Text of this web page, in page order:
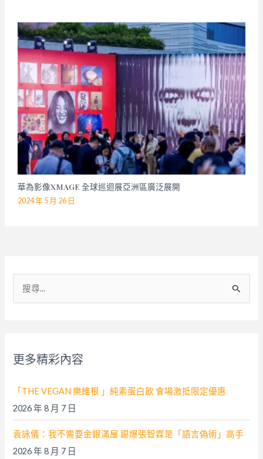
華為影像XMAGE 全球巡迴展亞洲區廣泛展開
2024 年 5 月 26 日
:
更多精彩內容
「THE VEGAN 樂維根 」純素蛋白飲 會場激抵限定優惠
2026 年 8 月 7 日
袁詠儀：我不需要金銀滿屋 踢爆張智霖是「語言偽術」高手
2026 年 8 月 7 日